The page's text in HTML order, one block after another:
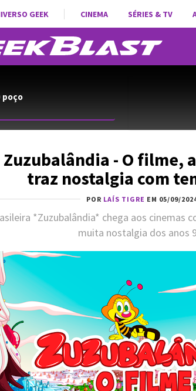
GEEK CINEMA SÉRIES & TV
poço
- O filme,
traz nostalgia com
POR LAÍS TIGRE EM 05/09/
*Zuzubalândia* chega aos cinemas
muita nostalgia dos anos